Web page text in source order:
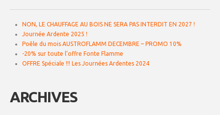
NON, LE CHAUFFAGE AU BOIS NE SERA PAS INTERDIT EN 2027 !
Journée Ardente 2025 !
Poêle du mois AUSTROFLAMM DECEMBRE – PROMO 10%͏‌ ͏‌
-20% sur toute l’offre Fonte Flamme
OFFRE Spéciale !!! Les Journées Ardentes 2024
ARCHIVES